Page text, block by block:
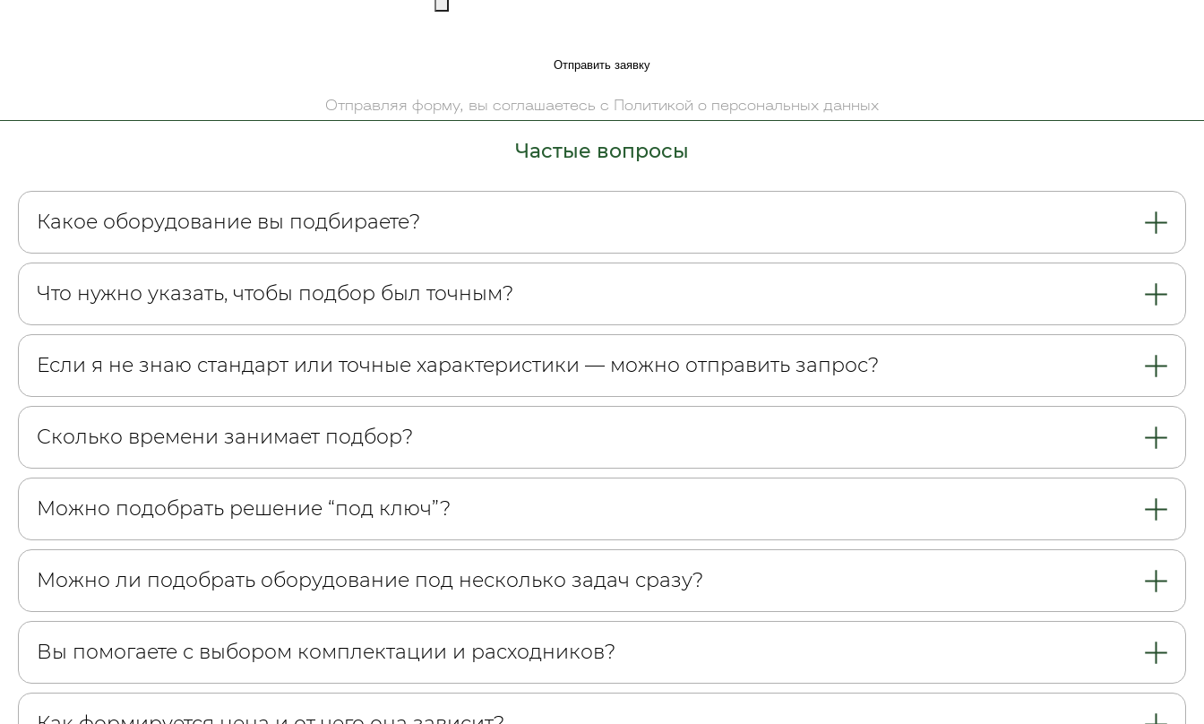
Отправить заявку
Отправляя форму, вы соглашаетесь с Политикой о персональных данных
Частые вопросы
Какое оборудование вы подбираете?
Что нужно указать, чтобы подбор был точным?
Если я не знаю стандарт или точные характеристики — можно отправить запрос?
Сколько времени занимает подбор?
Можно подобрать решение “под ключ”?
Можно ли подобрать оборудование под несколько задач сразу?
Вы помогаете с выбором комплектации и расходников?